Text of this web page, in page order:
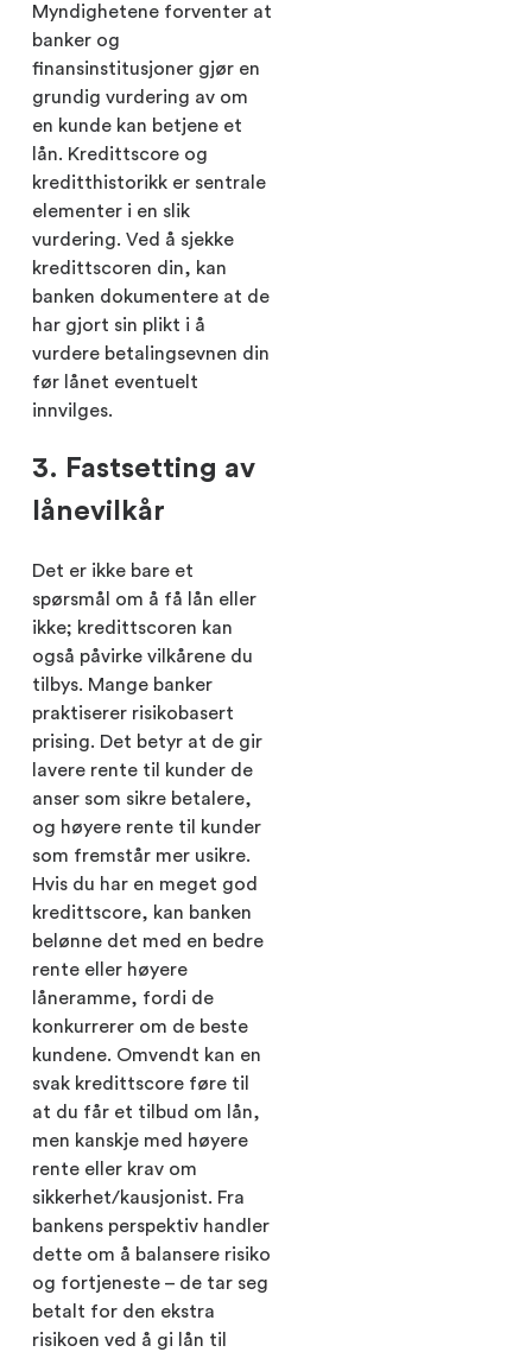
Myndighetene forventer at
banker og
finansinstitusjoner gjør en
grundig vurdering av om
en kunde kan betjene et
lån. Kredittscore og
kreditthistorikk er sentrale
elementer i en slik
vurdering. Ved å sjekke
kredittscoren din, kan
banken dokumentere at de
har gjort sin plikt i å
vurdere betalingsevnen din
før lånet eventuelt
innvilges.
3. Fastsetting av
lånevilkår
Det er ikke bare et
spørsmål om å få lån eller
ikke; kredittscoren kan
også påvirke vilkårene du
tilbys. Mange banker
praktiserer risikobasert
prising. Det betyr at de gir
lavere rente til kunder de
anser som sikre betalere,
og høyere rente til kunder
som fremstår mer usikre.
Hvis du har en meget god
kredittscore, kan banken
belønne det med en bedre
rente eller høyere
låneramme, fordi de
konkurrerer om de beste
kundene. Omvendt kan en
svak kredittscore føre til
at du får et tilbud om lån,
men kanskje med høyere
rente eller krav om
sikkerhet/kausjonist. Fra
bankens perspektiv handler
dette om å balansere risiko
og fortjeneste – de tar seg
betalt for den ekstra
risikoen ved å gi lån til